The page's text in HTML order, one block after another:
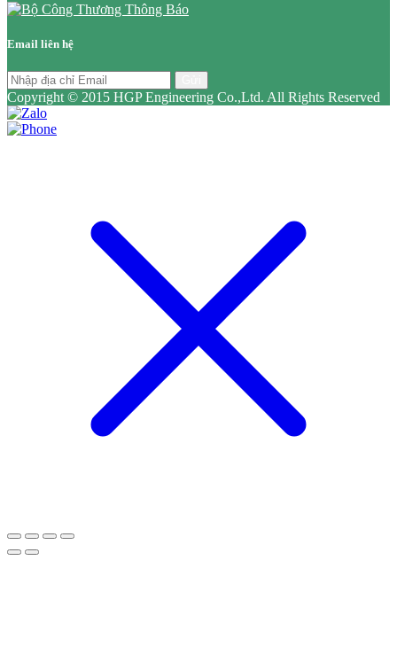
Email liên hệ
Copyright © 2015 HGP Engineering Co.,Ltd. All Rights Reserved